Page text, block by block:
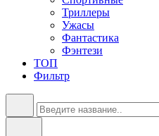
Триллеры
Ужасы
Фантастика
Фэнтези
ТОП
Фильтр